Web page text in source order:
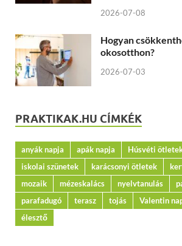
2026-07-08
Hogyan
okosotthon?
2026-07-03
PRAKTIKAK.HU CÍMKÉK
anyák napja apák napja
Húsvéti
iskolai szünetek
karácsonyi ötletek
mozaik
mézeskalács nyelvtanulás
parafadugó
terasz tojás
Valentin
élesztő